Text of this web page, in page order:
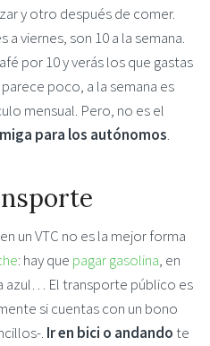
y otro después de comer.
viernes, son 10 a la semana.
por 10 y verás los que gastas
poco, a la semana es
mensual. Pero, no es el
para los autónomos.
un VTC no es la mejor forma
: hay que pagar gasolina, en
azul… El transporte público es
si cuentas con un bono
. Ir en bici o andandote